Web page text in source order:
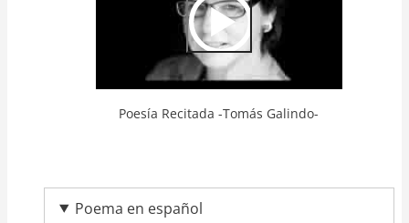
Poesía Recitada -Tomás Galindo-
Poema en español